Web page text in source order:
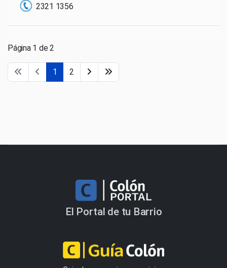
2321 1356
Página 1 de 2
1 2
El Portal de tu Barrio